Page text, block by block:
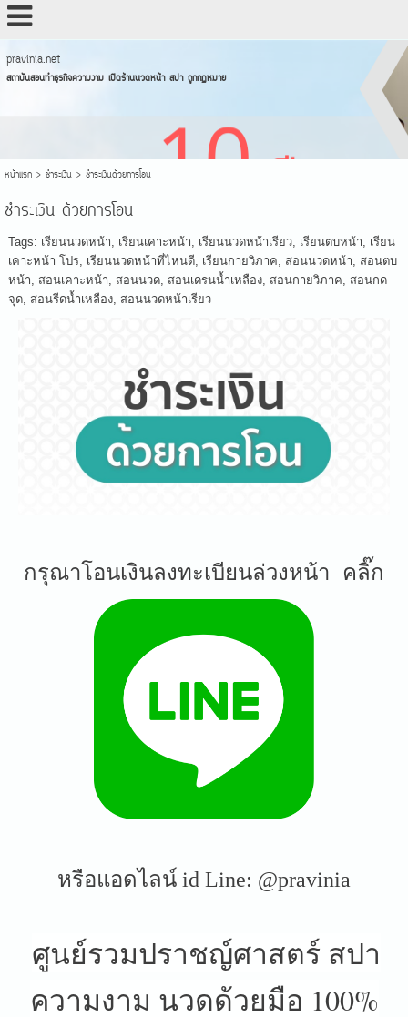
pravinia.net
สถาบันสอนทำธุรกิจความงาม เปิดร้านนวดหน้า สปา ถูกกฏหมาย
หน้าแรก> ชำระเงิน> ชำระเงินด้วยการโอน
ชำระเงิน ด้วยการโอน
Tags: เรียนนวดหน้า เรียนเคาะหน้า เรียนนวดหน้าเรียว, เรียนตบหน้า
เรียน
เคาะหน้า โปร, เรียนนวดหน้าที่ไหนดี, เรียนกายวิภาค สอนนวดหน้า
สอนตบ
หน้า
สอนเคาะหน้า สอนนวด, สอนเดรนน้ำเหลือง, สอนกายวิภาค
สอนกด
จุด, สอนรีดน้ำเหลือง, สอนนวดหน้าเรียว
กรุณาโอนเงินลงทะเบียนล่วงหน้า คลิ๊ก
หรือแอดไลน์ id Line: @pravinia
ศูนย์รวมปราชญ์ศาสตร์ สปา
ความงาม นวดด้วยมือ 100%